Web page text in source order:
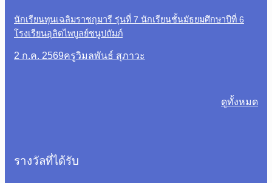
นักเรียนทุนเฉลิมราชกุมารี รุ่นที่ 7 นักเรียนชั้นมัธยมศึกษาปีที่ 6
โรงเรียนอุลิตไพบูลย์ชนูปถัมภ์
2 ก.ค. 2569ครูวิมลพันธ์ สุภาวะ
ดูทั้งหมด
รางวัลที่ได้รับ